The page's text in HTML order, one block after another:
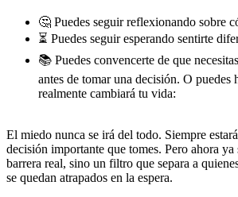
🤔 Puedes seguir reflexionando sobre
⏳ Puedes seguir esperando sentirte
📚 Puedes convencerte de que
antes de tomar una decisión. O puedes
realmente cambiará tu vida:
El miedo nunca se irá del todo. Siempre
decisión importante que tomes. Pero ahora ya
barrera real, sino un filtro que separa a
se quedan atrapados en la espera.